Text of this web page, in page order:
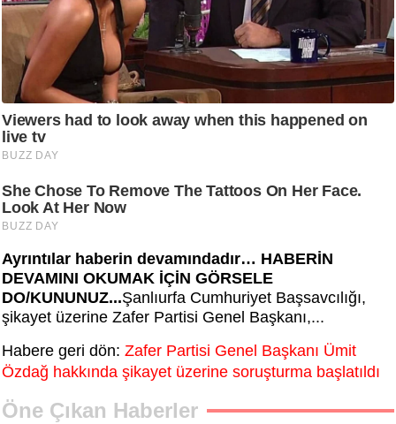
Ayrıntılar haberin devamındadır… HABERİN
DEVAMINI OKUMAK İÇİN GÖRSELE
DO/KUNUNUZ...Şanlıurfa Cumhuriyet Başsavcılığı,
şikayet üzerine Zafer Partisi Genel Başkanı,...
Habere geri dön: Zafer Partisi Genel Başkanı Ümit
Özdağ hakkında şikayet üzerine soruşturma başlatıldı
Öne Çıkan Haberler